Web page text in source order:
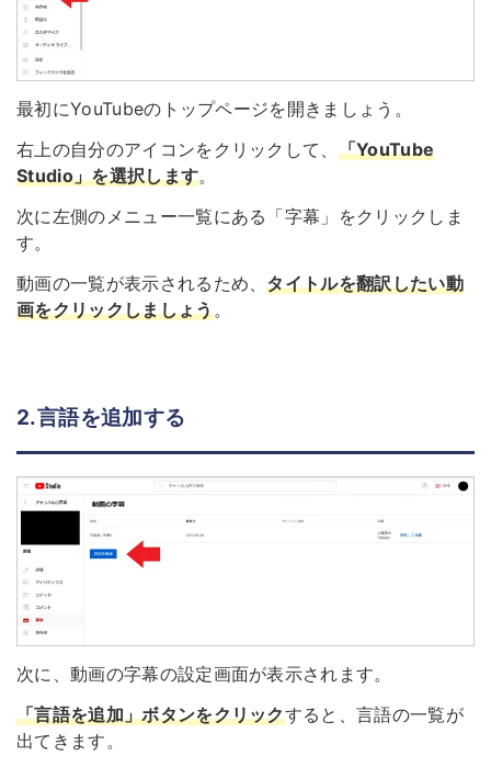
最初にYouTubeのトップページを開きましょう。
右上の自分のアイコンをクリックして、 「YouTube
Studio」を選択します。
次に左側のメニュー一覧にある「字幕」をクリックしま
す。
動画の一覧が表示されるため、タイトルを翻訳したい動
画をクリックしましょう。
2.言語を追加する
次に、動画の字幕の設定画面が表示されます。
「言語を追加」ボタンをクリックすると、言語の一覧が
出てきます。